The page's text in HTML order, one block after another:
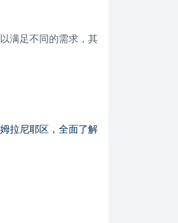
满足不同的需求，其
拉尼耶区，全面了解